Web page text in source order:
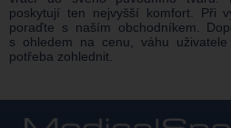
poskytují ten nejvyšší komfort. Při
poraďte s naším obchodníkem.
s ohledem na cenu, váhu
potřeba zohlednit.